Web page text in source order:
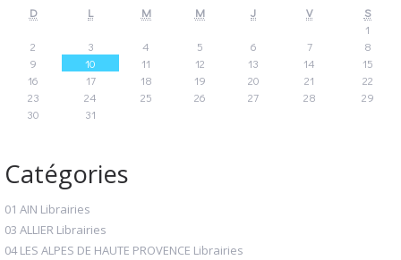
D L M M J V
S
1
2
3 4 5 6 7
8
9
10 11 12 13 14
15
16
17 18 19 20 21
22
23
24 25 26 27 28
29
30
31
Catégories
01 AIN Librairies
03 ALLIER Librairies
04 LES ALPES DE HAUTE PROVENCE Librairies